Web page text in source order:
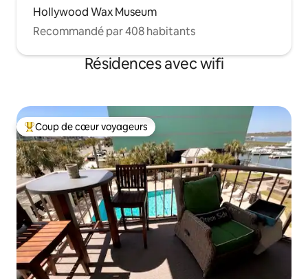
Hollywood Wax Museum
Recommandé par 408 habitants
Résidences avec wifi
Coups de cœur voyageurs les plus appréciés
Coup de cœur voyageurs